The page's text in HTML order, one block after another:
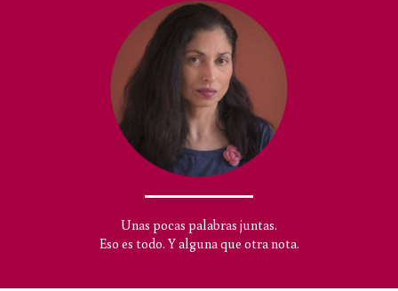
Unas pocas palabras juntas.
Eso es todo. Y alguna que otra nota.